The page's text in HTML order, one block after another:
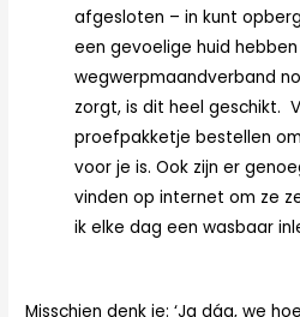
afgesloten – in kunt
een gevoelige huid
wegwerpmaandverband
zorgt, is dit heel geschikt.
proefpakketje bestellen
voor je is. Ook zijn er
vinden op internet om ze
ik elke dag een wasbaar
Misschien denk je: ‘Ja dág, we